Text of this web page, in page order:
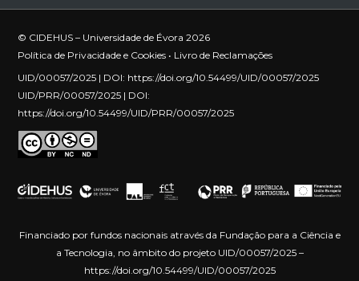
© CIDEHUS – Universidade de Évora 2026
Política de Privacidade e Cookies • Livro de Reclamações
UID/00057/2025 | DOI: https://doi.org/10.54499/UID/00057/2025
UID/PRR/00057/2025 | DOI:
https://doi.org/10.54499/UID/PRR/00057/2025
Financiado por fundos nacionais através da Fundação para a Ciência e
a Tecnologia, no âmbito do projeto UID/00057/2025 –
https://doi.org/10.54499/UID/00057/2025